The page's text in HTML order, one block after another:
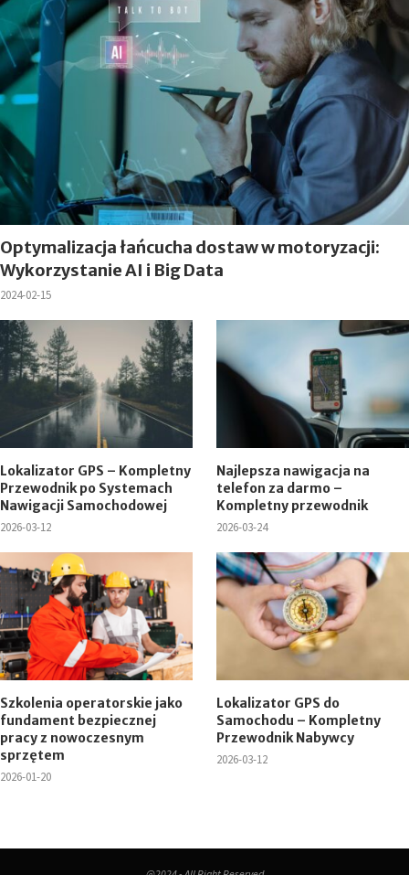
Optymalizacja łańcucha dostaw w motoryzacji:
Wykorzystanie AI i Big Data
2024-02-15
Lokalizator GPS – Kompletny
Przewodnik po Systemach
Nawigacji Samochodowej
2026-03-12
Najlepsza nawigacja na
telefon za darmo –
Kompletny przewodnik
2026-03-24
Szkolenia operatorskie jako
fundament bezpiecznej
pracy z nowoczesnym
sprzętem
2026-01-20
Lokalizator GPS do
Samochodu – Kompletny
Przewodnik Nabywcy
2026-03-12